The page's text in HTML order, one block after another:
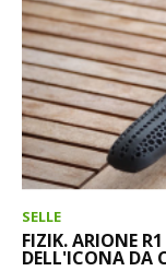
SELLE
FIZIK. ARIONE
DELL'ICONA DA